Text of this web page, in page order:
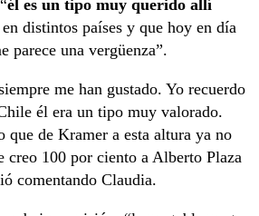
él es un tipo muy querido allí
distintos países y que hoy en día
parece una vergüenza”.
me han gustado. Yo recuerdo
él era un tipo muy valorado.
que de Kramer a esta altura ya no
creo 100 por ciento a Alberto Plaza
comentando Claudia.